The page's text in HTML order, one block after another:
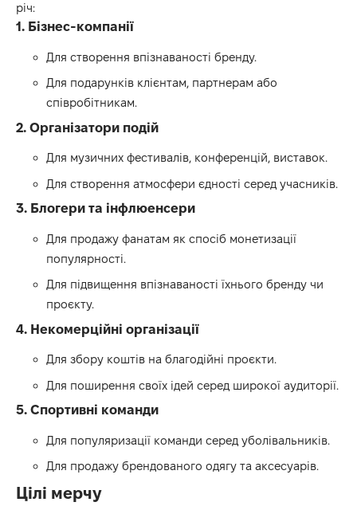
річ:
1. Бізнес-компанії
Для створення впізнаваності бренду.
Для подарунків клієнтам, партнерам або
співробітникам.
2. Організатори подій
Для музичних фестивалів, конференцій, виставок.
Для створення атмосфери єдності серед учасників.
3. Блогери та інфлюенсери
Для продажу фанатам як спосіб монетизації
популярності.
Для підвищення впізнаваності їхнього бренду чи
проєкту.
4. Некомерційні організації
Для збору коштів на благодійні проєкти.
Для поширення своїх ідей серед широкої аудиторії.
5. Спортивні команди
Для популяризації команди серед уболівальників.
Для продажу брендованого одягу та аксесуарів.
Цілі мерчу